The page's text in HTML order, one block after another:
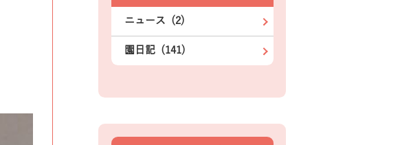
ニュース (2)
園日記 (141)